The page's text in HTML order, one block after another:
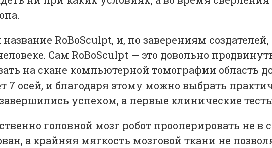
RoBoSculpt, и, по заверениям
Сам RoBoSculpt — это довольно
на скане компьютерной томографии область
7 осей, и благодаря этому можно выбрать
успехом, а первые клинические
головной мозг робот прооперировать не
а крайняя мягкость мозговой ткани не